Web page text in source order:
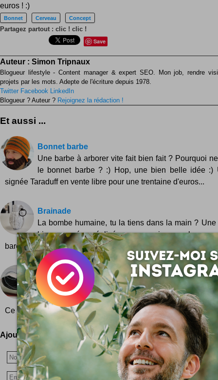
euros ! :)
Bonnet Cerveau Concept
Partagez partout : clic ! clic !
Save
Auteur : Simon Tripnaux
Blogueur lifestyle - Content manager & expert SEO. Mon job, rendre
projets par les mots. Adepte de l'écriture depuis 1978.
Twitter Facebook LinkedIn
Blogueur ? Auteur ? Rejoignez la rédaction !
Et aussi ...
Bonnet barbe
Une barbe à arborer vite fait bien fait ? Pourquoi
le bonnet barbe ? :) Hop, une bien belle idée :)
signée Taraduff en vente libre pour une trentaine d'euros...
Brainade
La bombe humaine, tu la tiens dans la main ?
bien pensée, réalisée avec soin par le
barcelonnais Emilio Garcia...
Naviguer avec les pieds
La Flip Flop Mouse est une souris adapté à la
web ... avec les pieds ! Hop, une photo pour bien
Ce n'est qu'un concept pour le moment, Flip Flop Mouse est...
Ajoutez votre avis !